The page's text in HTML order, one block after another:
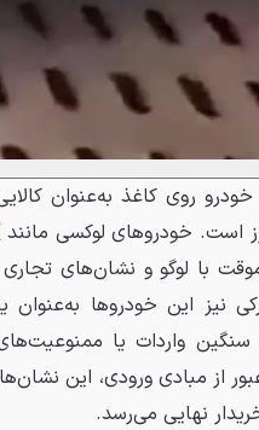
خودرو روی کاغذ به‌عنوان
است. خودروهای لوکسی مانند
با لوگو و نشان‌های
نیز این خودروها
سنگین واردات یا
از مبادی ورودی، این
نهایی می‌رسد.